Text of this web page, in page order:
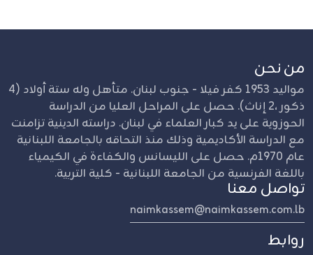
من نحن
مواليد 1953 كفر فيلا - جنوب لبنان. متأهل وله ستة أولاد (4
ذكور ،2 إناث). حصل على المراحل العليا من الدراسة
الحوزوية على يد كبار العلماء في لبنان. دراسته الدينية تزامنت
مع الدراسة الأكاديمية وذلك منذ التحاقه بالجامعة اللبنانية
عام 1970م. حصل على الليسانس والكفاءة في الكيمياء
باللغة الفرنسية من الجامعة اللبنانية - كلية التربية.
تواصل معنا
naimkassem@naimkassem.com.lb
روابط